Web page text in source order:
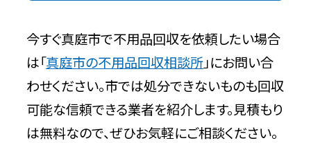
今すぐ真庭市で不用品回収を依頼したい場合
は「真庭市の不用品回収相談所」にお問い合
わせください。市では処分できないものも回収
可能な信頼できる業者を紹介します。見積もり
は無料なので、ぜひお気軽にご相談ください。